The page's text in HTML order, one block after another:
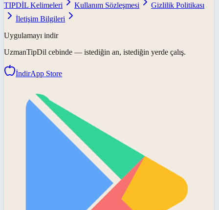
TIPDİL Kelimeleri
Kullanım Sözleşmesi
Gizlilik Politikası
İletişim Bilgileri
Uygulamayı indir
UzmanTipDil cebinde — istediğin an, istediğin yerde çalış.
İndirApp Store